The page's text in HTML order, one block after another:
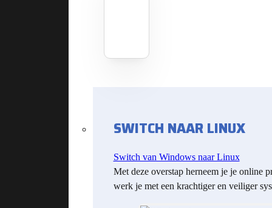
SWITCH NAAR LINUX
Switch van Windows naar Linux
Met deze overstap herneem je je online
werk je met een krachtiger en veiliger